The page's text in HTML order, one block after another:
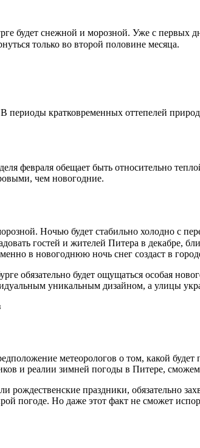
будет снежной и морозной. Уже с первых
только во второй половине месяца.
периоды кратковременных оттепелей
февраля обещает быть относительно
чем новогодние.
Ночью будет стабильно холодно с
гостей и жителей Питера в декабре,
в новогоднюю ночь снег создаст в
обязательно будет ощущаться особая
уникальным дизайном, а улицы
метеорологов о том, какой
и реалии зимней погоды в Питере,
рождественские праздники, обязательно
погоде. Но даже этот факт не сможет